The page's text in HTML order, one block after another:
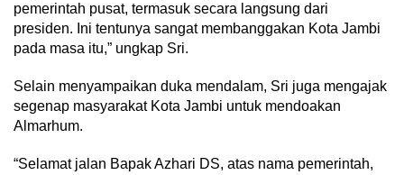
pemerintah pusat, termasuk secara langsung dari
presiden. Ini tentunya sangat membanggakan Kota Jambi
pada masa itu,” ungkap Sri.
Selain menyampaikan duka mendalam, Sri juga mengajak
segenap masyarakat Kota Jambi untuk mendoakan
Almarhum.
“Selamat jalan Bapak Azhari DS, atas nama pemerintah,